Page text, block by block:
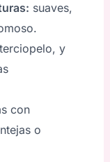
suaves,
y
con
o